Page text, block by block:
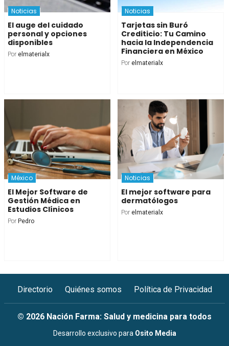
Noticias
El auge del cuidado
personal y opciones
disponibles
Por elmaterialx
Noticias
Tarjetas sin Buró
Crediticio: Tu Camino
hacia la Independencia
Financiera en México
Por elmaterialx
México
El Mejor Software de
Gestión Médica en
Estudios Clínicos
Por Pedro
Noticias
El mejor software para
dermatólogos
Por elmaterialx
Directorio Quiénes somos Política de Privacidad
© 2026 Nación Farma: Salud y medicina para todos
Desarrollo exclusivo para Osito Media